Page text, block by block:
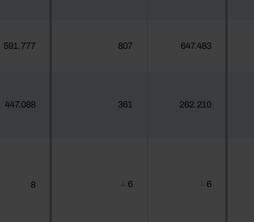
591.777 807 647.483
447.088 361 262.210
8 6 6